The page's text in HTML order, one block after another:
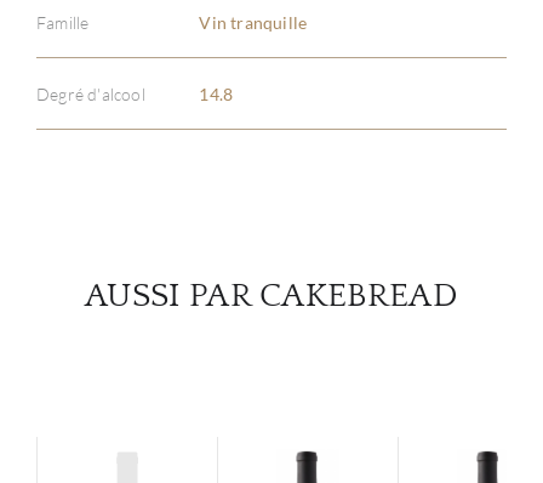
Famille Vin tranquille
Degré d'alcool 14.8
AUSSI PAR CAKEBREAD